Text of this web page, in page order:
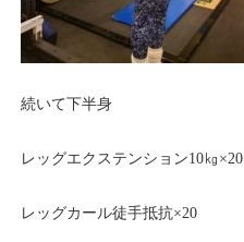
続いて下半身
レッグエクステンション10㎏×20
レッグカール徒手抵抗×20